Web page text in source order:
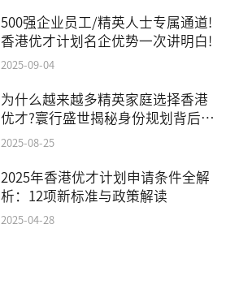
500强企业员工/精英人士专属通道!
香港优才计划名企优势一次讲明白!
2025-09-04
为什么越来越多精英家庭选择香港
优才?寰行盛世揭秘身份规划背后的
教育红利
2025-08-25
2025年香港优才计划申请条件全解
析：12项新标准与政策解读
2025-04-28